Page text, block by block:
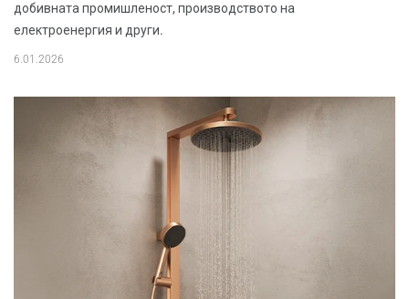
добивната промишленост, производството на
електроенергия и други.
6.01.2026